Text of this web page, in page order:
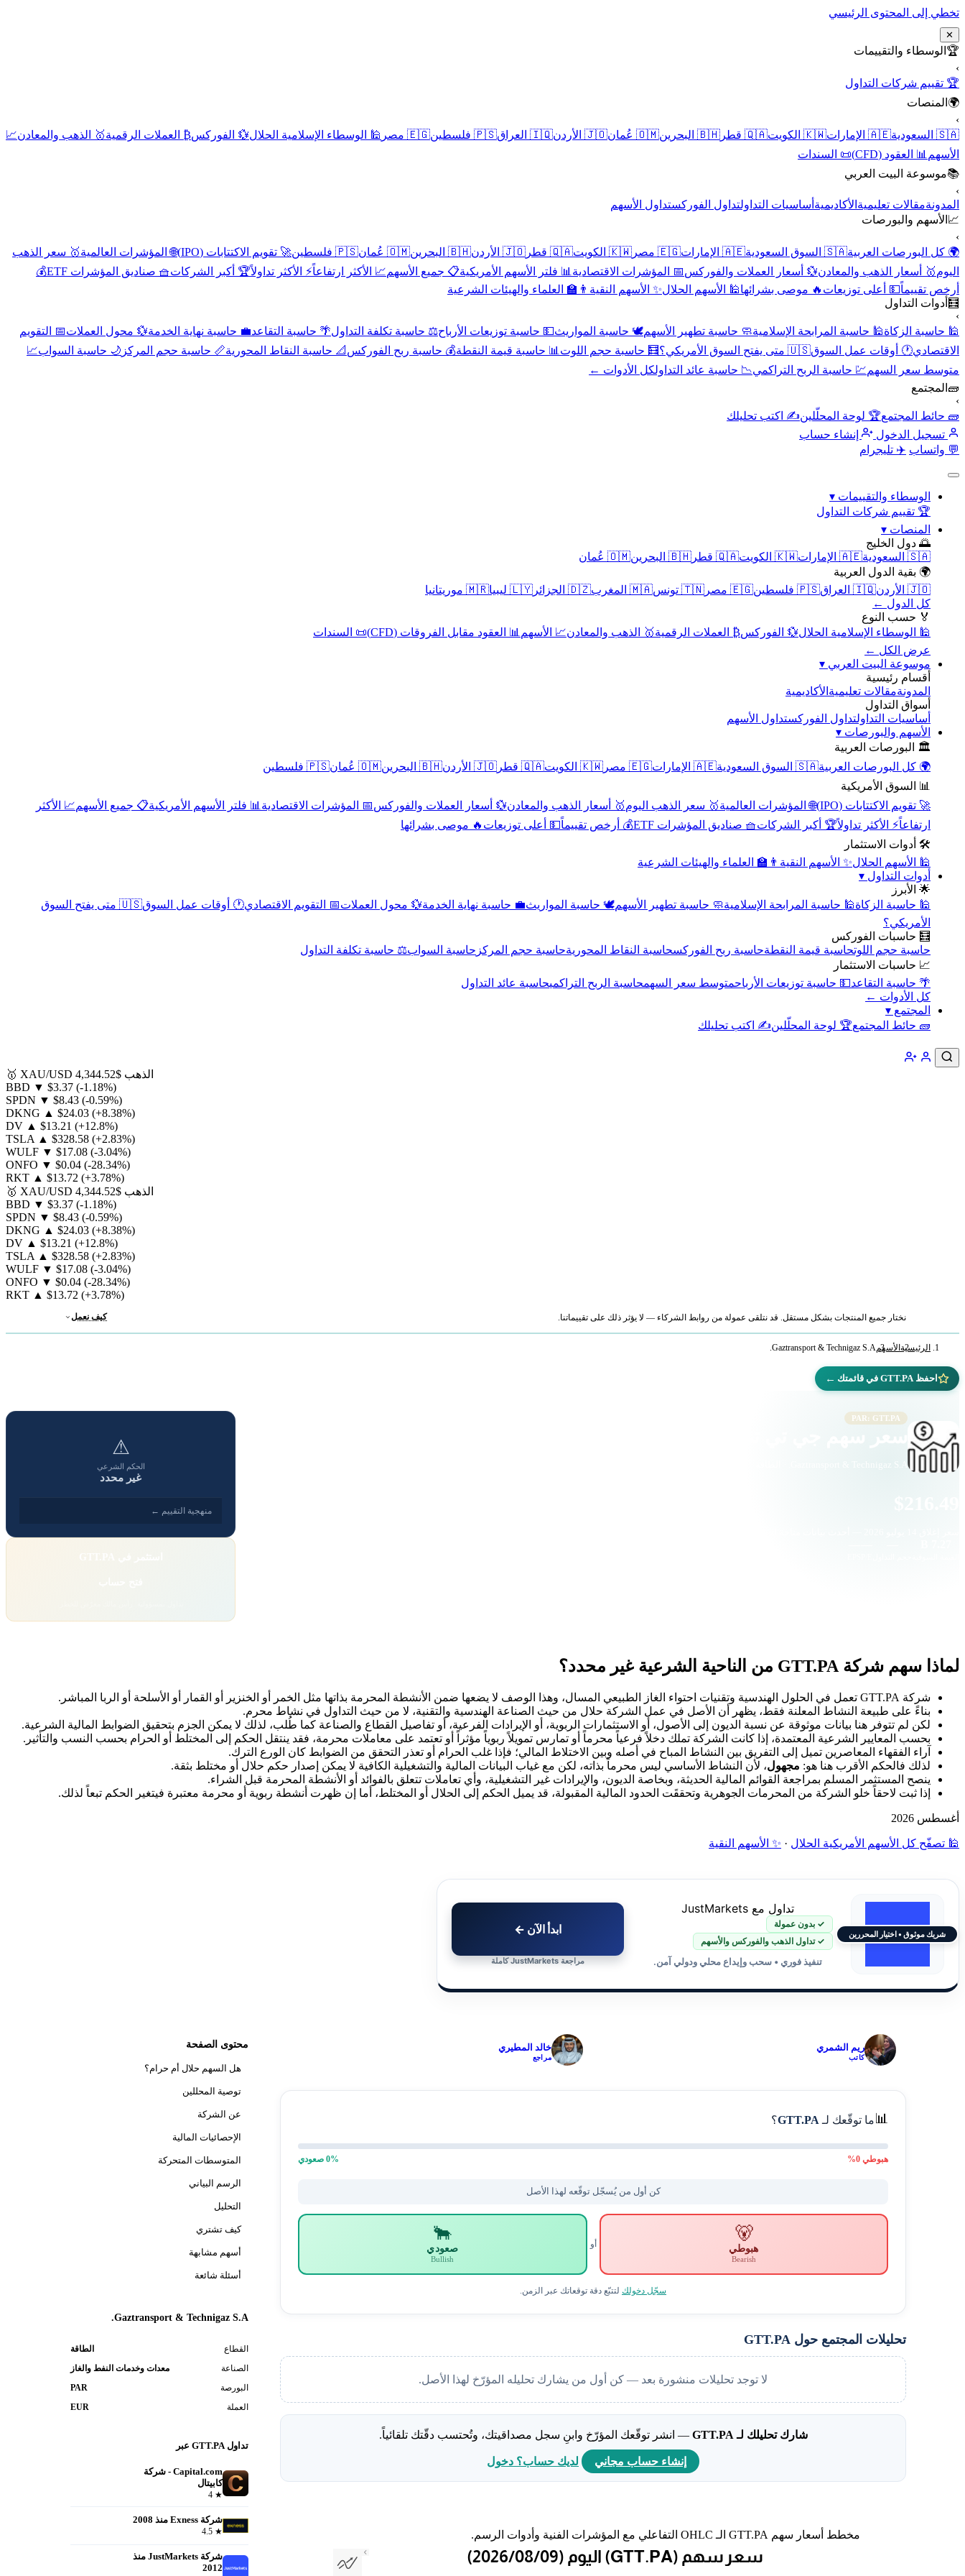
تخطي إلى المحتوى الرئيسي
✕
🏆 الوسطاء والتقييمات
›
🏆 تقييم شركات التداول
🌍 المنصات
›
🇸🇦 السعودية
🇦🇪 الإمارات 🇰🇼 الكويت 🇶🇦 قطر 🇧🇭 البحرين 🇴🇲 عُمان 🇯🇴 الأردن 🇮🇶 العراق 🇵🇸 فلسطين 🇪🇬 مصر 🕌 الوسطاء الإسلامية الحلال💱 الفوركس₿ العملات الرقمية🥇 الذهب والمعادن📈
الأسهم 📊 العقود (CFD)
📜 السندات
📚موسوعة البيت العربي
›
المدونةمقالات تعليمية الأكاديمية أساسيات التداولتداول الفوركستداول الأسهم
📈 الأسهم والبورصات
›
🌍 كل البورصات العربية🇸🇦 السوق السعودية 🇦🇪 الإمارات 🇪🇬 مصر 🇰🇼 الكويت 🇶🇦 قطر 🇯🇴 الأردن 🇧🇭 البحرين 🇴🇲 عُمان 🇵🇸 فلسطين 🚀 تقويم الاكتتابات (IPO) 🌐 المؤشرات العالمية🥇 سعر الذهب
اليوم🥇 أسعار الذهب والمعادن💱 أسعار العملات والفوركس📅 المؤشرات الاقتصادية 📊 فلتر الأسهم الأمريكية📋 جميع الأسهم📈 الأكثر ارتفاعاً⚡ الأكثر تداولاً🏆 أكبر الشركات🧺 صناديق المؤشرات ETF
💰
أرخص تقييماً💵 أعلى توزيعات 🔥 موصى بشرائها🕌 الأسهم الحلال✨ الأسهم النقية 👨‍🏫 العلماء والهيئات الشرعية
🧮 أدوات التداول
›
🕌 حاسبة الزكاة🕌 حاسبة المرابحة الإسلامية🧼 حاسبة تطهير الأسهم🕊️ حاسبة المواريث💵 حاسبة توزيعات الأرباح⚖️ حاسبة تكلفة التداول🌴 حاسبة التقاعد💼 حاسبة نهاية الخدمة💱 محول العملات📅 التقويم
الاقتصادي🕐 أوقات عمل السوق🇺🇸 متى يفتح السوق الأمريكي؟ 🧮 حاسبة حجم اللوت 📊 حاسبة قيمة النقطة💰 حاسبة ربح الفوركس 📐 حاسبة النقاط المحورية📏 حاسبة حجم المركز 🌙 حاسبة السواب📈
متوسط سعر السهم💹 حاسبة الربح التراكمي📉 حاسبة عائد التداولكل الأدوات ←
🧱 المجتمع
›
🧱 حائط المجتمع🏆 لوحة المحلّلين✍️ اكتب تحليلك
تسجيل الدخول
إنشاء حساب
💬 واتساب ✈️ تليجرام
الوسطاء والتقييمات ▾
🏆 تقييم شركات التداول
المنصات ▾
🌅 دول الخليج
🇸🇦 السعودية
🇦🇪 الإمارات 🇰🇼 الكويت 🇶🇦 قطر 🇧🇭 البحرين
🇴🇲 عُمان
🌍 بقية الدول العربية
🇯🇴 الأردن
🇮🇶 العراق 🇵🇸 فلسطين 🇪🇬 مصر 🇹🇳 تونس 🇲🇦 المغرب 🇩🇿 الجزائر 🇱🇾 ليبيا
🇲🇷 موريتانيا
كل الدول ←
🏅 حسب النوع
🕌 الوسطاء الإسلامية الحلال💱 الفوركس₿ العملات الرقمية🥇 الذهب والمعادن📈 الأسهم 📊 العقود مقابل الفروقات (CFD)
📜 السندات
عرض الكل ←
موسوعة البيت العربي ▾
أقسام رئيسية
المدونةمقالات تعليمية الأكاديمية
أسواق التداول
أساسيات التداولتداول الفوركستداول الأسهم
الأسهم والبورصات ▾
🏛️ البورصات العربية
🌍 كل البورصات العربية🇸🇦 السوق السعودية 🇦🇪 الإمارات 🇪🇬 مصر 🇰🇼 الكويت 🇶🇦 قطر 🇯🇴 الأردن 🇧🇭 البحرين 🇴🇲 عُمان
🇵🇸 فلسطين
📊 السوق الأمريكية
🚀 تقويم الاكتتابات (IPO)
🌐 المؤشرات العالمية🥇 سعر الذهب اليوم🥇 أسعار الذهب والمعادن💱 أسعار العملات والفوركس📅 المؤشرات الاقتصادية 📊 فلتر الأسهم الأمريكية📋 جميع الأسهم📈 الأكثر
ارتفاعاً⚡ الأكثر تداولاً🏆 أكبر الشركات🧺 صناديق المؤشرات ETF 💰 أرخص تقييماً💵 أعلى توزيعات 🔥 موصى بشرائها
🛠️ أدوات الاستثمار
🕌 الأسهم الحلال✨ الأسهم النقية 👨‍🏫 العلماء والهيئات الشرعية
أدوات التداول ▾
🌟 الأبرز
🕌 حاسبة الزكاة🕌 حاسبة المرابحة الإسلامية🧼 حاسبة تطهير الأسهم🕊️ حاسبة المواريث💼 حاسبة نهاية الخدمة💱 محول العملات📅 التقويم الاقتصادي🕐 أوقات عمل السوق
🇺🇸 متى يفتح السوق
الأمريكي؟
🧮 حاسبات الفوركس
حاسبة حجم اللوتحاسبة قيمة النقطةحاسبة ربح الفوركسحاسبة النقاط المحوريةحاسبة حجم المركز حاسبة السواب⚖️ حاسبة تكلفة التداول
📈 حاسبات الاستثمار
🌴 حاسبة التقاعد💵 حاسبة توزيعات الأرباحمتوسط سعر السهمحاسبة الربح التراكميحاسبة عائد التداول
كل الأدوات ←
المجتمع ▾
🧱 حائط المجتمع🏆 لوحة المحلّلين✍️ اكتب تحليلك
🥇 XAU/USD الذهب $4,344.52
BBD ▼ $3.37 (-1.18%)
SPDN ▼ $8.43 (-0.59%)
DKNG ▲ $24.03 (+8.38%)
DV ▲ $13.21 (+12.8%)
TSLA ▲ $328.58 (+2.83%)
WULF ▼ $17.08 (-3.04%)
ONFO ▼ $0.04 (-28.34%)
RKT ▲ $13.72 (+3.78%)
🥇 XAU/USD الذهب $4,344.52
BBD ▼ $3.37 (-1.18%)
SPDN ▼ $8.43 (-0.59%)
DKNG ▲ $24.03 (+8.38%)
DV ▲ $13.21 (+12.8%)
TSLA ▲ $328.58 (+2.83%)
WULF ▼ $17.08 (-3.04%)
ONFO ▼ $0.04 (-28.34%)
RKT ▲ $13.72 (+3.78%)
نختار جميع المنتجات بشكل مستقل. قد نتلقى عمولة من روابط الشركاء — لا يؤثر ذلك على تقييماتنا. كيف نعمل
الرئيسية الأسهمGaztransport & Technigaz S.A.
احفظ GTT.PA في قائمتك ←
PAR: GTT.PA
Gaztransport & Technigaz S.A. · الطاقة · PAR
⚠
الحكم الشرعي
غير محدد
منهجية التقييم ←
لماذا سهم شركة GTT.PA من الناحية الشرعية غير محدد؟
شركة GTT.PA تعمل في الحلول الهندسية وتقنيات احتواء الغاز الطبيعي المسال، وهذا الوصف لا يضعها ضمن الأنشطة المحرمة بذاتها مثل الخمر أو الخنزير أو القمار أو الأسلحة أو الربا المباشر.
بناءً على طبيعة النشاط المعلنة فقط، يظهر أن الأصل في عمل الشركة حلال من حيث الصناعة الهندسية والتقنية، لا من حيث التداول في نشاط محرم.
لكن لم تتوفر هنا بيانات موثوقة عن نسبة الديون إلى الأصول، أو الاستثمارات الربوية، أو الإيرادات الفرعية، أو تفاصيل القطاع والصناعة كما طُلب، لذلك لا يمكن الجزم بتحقيق الضوابط المالية الشرعية.
بحسب المعايير الشرعية المعتمدة، إذا كانت الشركة تملك دخلاً فرعياً محرماً أو تمارس تمويلاً ربوياً مؤثراً أو تعتمد على معاملات محرمة، فقد ينتقل الحكم إلى المختلط أو الحرام بحسب النسب والتأثير.
آراء الفقهاء المعاصرين تميل إلى التفريق بين النشاط المباح في أصله وبين الاختلاط المالي؛ فإذا غلب الحرام أو تعذر التحقق من الضوابط كان الورع الترك.
لذلك فالحكم الأقرب هنا هو: مجهول، لأن النشاط الأساسي ليس محرماً بذاته، لكن مع غياب البيانات المالية والتشغيلية الكافية لا يمكن إصدار حكم حلال أو مختلط بثقة.
ينصح المستثمر المسلم بمراجعة القوائم المالية الحديثة، وبخاصة الديون، والإيرادات غير التشغيلية، وأي تعاملات تتعلق بالفوائد أو الأنشطة المحرمة قبل الشراء.
إذا ثبت لاحقاً خلو الشركة من المحرمات الجوهرية وتحققَت الحدود المالية المقبولة، قد يميل الحكم إلى الحلال أو المختلط، أما إن ظهرت أنشطة ربوية أو محرمة معتبرة فيتغير الحكم تبعاً لذلك.
أغسطس 2026
🕌 تصفّح كل الأسهم الأمريكية الحلال · ✨ الأسهم النقية
شريك موثوق • اختيار المحررين
تداول مع JustMarkets
✓ بدون عمولة
✓ تداول الذهب والفوركس والأسهم
تنفيذ فوري • سحب وإيداع محلي ودولي آمن.
ابدأ الآن ←
مراجعة JustMarkets كاملة
محتوى الصفحة
هل السهم حلال أم حرام؟
توصية المحللين
عن الشركة
الإحصائيات المالية
المتوسطات المتحركة
الرسم البياني
التحليل
كيف تشتري
أسهم مشابهة
أسئلة شائعة
Gaztransport & Technigaz S.A.
القطاع
الطاقة
الصناعة
معدات وخدمات النفط والغاز
البورصة
PAR
العملة
EUR
تداول GTT.PA عبر
Capital.com - شركة
كابيتال
★
شركة Exness منذ 2008
★
شركة JustMarkets منذ
2012
ريم الشمري
كاتب
خالد المطيري
مراجع
📊 ما توقّعك لـ GTT.PA؟
هبوطي 0
%
0% صعودي
كن أول من يُسجّل توقّعه لهذا الأصل
🐻
هبوطي
Bearish
أو 🐂
صعودي
Bullish
سجّل دخولك لتتبّع دقة توقعاتك عبر الزمن.
تحليلات المجتمع حول GTT.PA
لا توجد تحليلات منشورة بعد — كن أول من يشارك تحليله المؤرّخ لهذا الأصل.
شارك تحليلك لـ GTT.PA — انشر توقّعك المؤرّخ وابنِ سجل مصداقيتك، وتُحتسب دقّتك تلقائياً.
إنشاء حساب مجاني لديك حساب؟ دخول
مخطط أسعار سهم GTT.PA الـ OHLC التفاعلي مع المؤشرات الفنية وأدوات الرسم.
(2026/08/09) اليوم (GTT.PA) سعر سهم